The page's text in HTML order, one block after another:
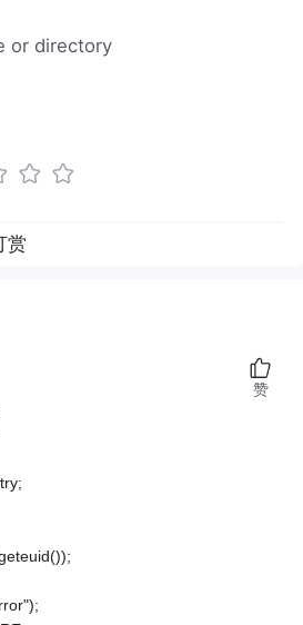
or directory
赏
赞